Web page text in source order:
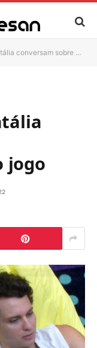
sobre movimentações do jogo
jogo